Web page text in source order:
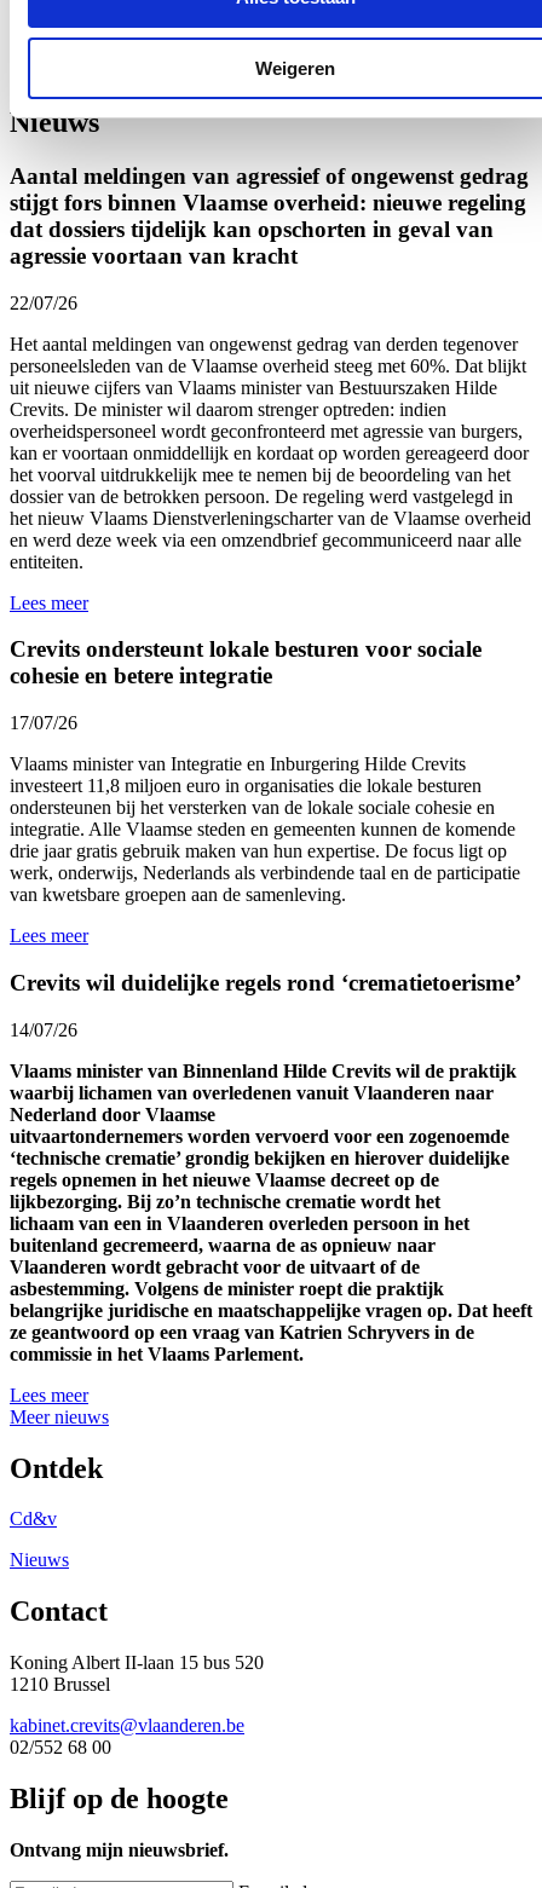
Weigeren
Klikhierom de privacyvoorwaarden te raadplegen
Nieuws
Aantal meldingen van agressief of ongewenst gedrag
stijgt fors binnen Vlaamse overheid: nieuwe regeling
dat dossiers tijdelijk kan opschorten in geval van
agressie voortaan van kracht
22/07/26
Het aantal meldingen van ongewenst gedrag van derden tegenover
personeelsleden van de Vlaamse overheid steeg met 60%. Dat blijkt
uit nieuwe cijfers van Vlaams minister van Bestuurszaken Hilde
Crevits. De minister wil daarom strenger optreden: indien
overheidspersoneel wordt geconfronteerd met agressie van burgers,
kan er voortaan onmiddellijk en kordaat op worden gereageerd door
het voorval uitdrukkelijk mee te nemen bij de beoordeling van het
dossier van de betrokken persoon. De regeling werd vastgelegd in
het nieuw Vlaams Dienstverleningscharter van de Vlaamse overheid
en werd deze week via een omzendbrief gecommuniceerd naar alle
entiteiten.
Lees meer
Crevits ondersteunt lokale besturen voor sociale
cohesie en betere integratie
17/07/26
Vlaams minister van Integratie en Inburgering Hilde Crevits
investeert 11,8 miljoen euro in organisaties die lokale besturen
ondersteunen bij het versterken van de lokale sociale cohesie en
integratie. Alle Vlaamse steden en gemeenten kunnen de komende
drie jaar gratis gebruik maken van hun expertise. De focus ligt op
werk, onderwijs, Nederlands als verbindende taal en de participatie
van kwetsbare groepen aan de samenleving.
Lees meer
Crevits wil duidelijke regels rond ‘crematietoerisme’
14/07/26
Vlaams minister van Binnenland Hilde Crevits wil de praktijk
waarbij lichamen van overledenen vanuit Vlaanderen naar
Nederland door Vlaamse
uitvaartondernemers worden vervoerd voor een zogenoemde
‘technische crematie’ grondig bekijken en hierover duidelijke
regels opnemen in het nieuwe Vlaamse decreet op de
lijkbezorging. Bij zo’n technische crematie wordt het
lichaam van een in Vlaanderen overleden persoon in het
buitenland gecremeerd, waarna de as opnieuw naar
Vlaanderen wordt gebracht voor de uitvaart of de
asbestemming. Volgens de minister roept die praktijk
belangrijke juridische en maatschappelijke vragen op. Dat heeft
ze geantwoord op een vraag van Katrien Schryvers in de
commissie in het Vlaams Parlement.
Lees meer
Meer nieuws
Ontdek
Cd&v
Nieuws
Contact
Koning Albert II-laan 15 bus 520
1210 Brussel
kabinet.crevits@vlaanderen.be
02/552 68 00
Blijf op de hoogte
Ontvang mijn nieuwsbrief.